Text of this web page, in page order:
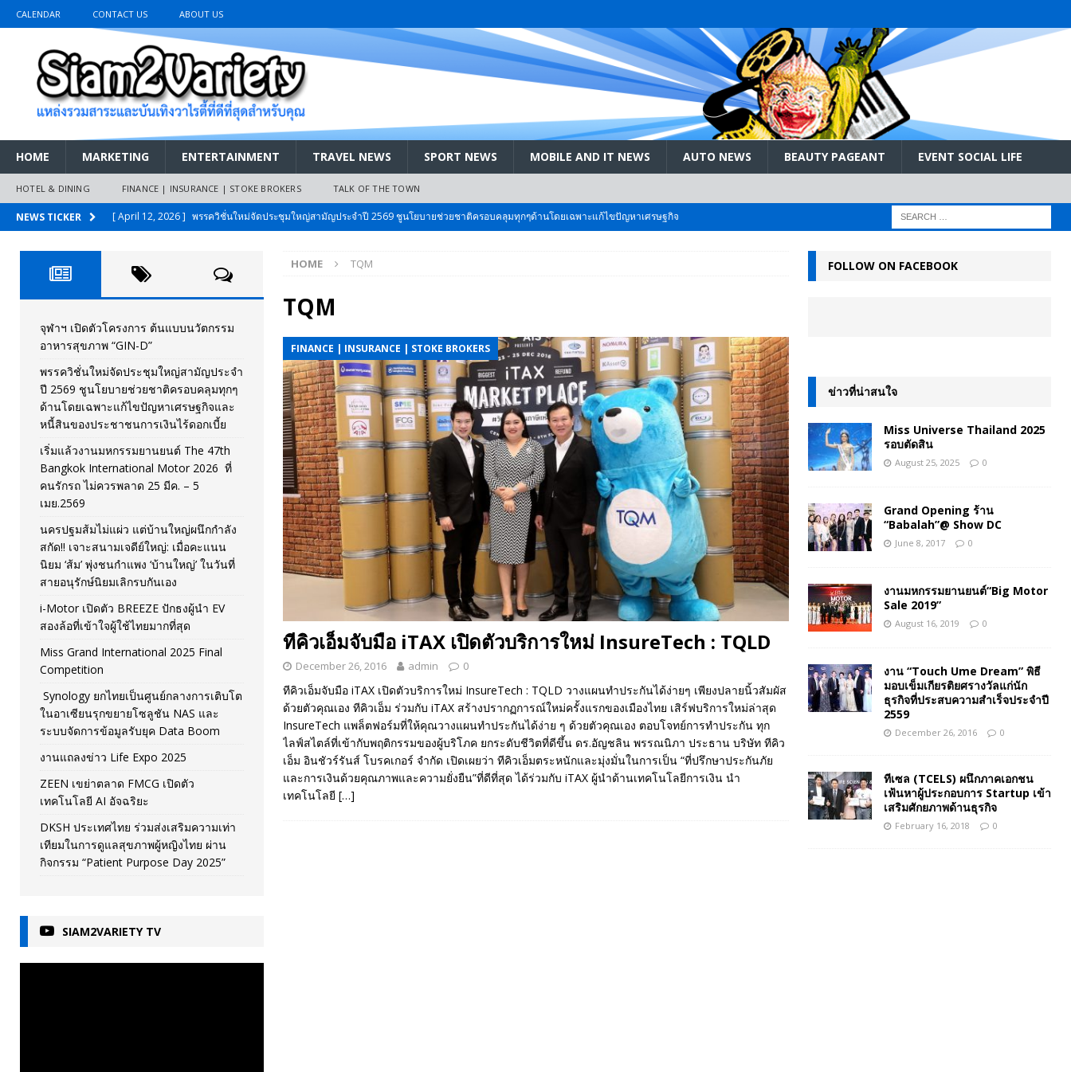
CALENDAR CONTACT US ABOUT US
HOME MARKETING ENTERTAINMENT TRAVEL NEWS SPORT NEWS MOBILE AND IT NEWS AUTO NEWS BEAUTY PAGEANT EVENT SOCIAL LIFE
HOTEL & DINING FINANCE | INSURANCE | STOKE BROKERS TALK OF THE TOWN
NEWS TICKER [ April 12, 2026 ] พรรควิชั่นใหม่จัดประชุมใหญ่สามัญประจำปี 2569 ชูนโยบายช่วยชาติครอบคลุมทุกๆด้านโดยเฉพาะแก้ไขปัญหาเศรษฐกิจ
[ March 26, 2026 ]
เริ่มแล้วงานมหกรรมยานยนต์ The 47th Bangkok International Motor 2026 ที่คนรักรถ ไม่ควรพลาด 25 มีค. – 5
เมย.2569
AUTO NEWS
[ February 10, 2026 ] นครปฐมส้มไม่แผ่ว แต่บ้านใหญ่ผนึกกำลัง สกัด!! เจาะสนามเจดีย์ใหญ่: เมื่อคะแนนนิยม ‘ส้ม’ พุ่งชนกำแพง ‘บ้านใหญ่’ ใน
วันที่สายอนุรักษ์นิยมเลิกรบกันเอง
PR NEWS
[ November 26, 2025 ] i-Motor เปิดตัว BREEZE ปักธงผู้นำ EV สองล้อที่เข้าใจผู้ใช้ไทยมากที่สุด
AUTO NEWS
[ April 30, 2026 ] จุฬาฯ เปิดตัวโครงการ ต้นแบบนวัตกรรมอาหารสุขภาพ “GIN-D” EVENT SOCIAL LIFE
HOME TQM
TQM
FINANCE | INSURANCE | STOKE BROKERS
ทีคิวเอ็มจับมือ iTAX เปิดตัวบริการใหม่ InsureTech : TQLD
December 26, 2016 admin 0
ทีคิวเอ็มจับมือ iTAX เปิดตัวบริการใหม่ InsureTech : TQLD วางแผนทำประกันได้ง่ายๆ เพียงปลายนิ้วสัมผัส
ด้วยตัวคุณเอง ทีคิวเอ็ม ร่วมกับ iTAX สร้างปรากฏการณ์ใหม่ครั้งแรกของเมืองไทย เสิร์ฟบริการใหม่ล่าสุด
InsureTech แพล็ตฟอร์มที่ให้คุณวางแผนทำประกันได้ง่าย ๆ ด้วยตัวคุณเอง ตอบโจทย์การทำประกัน ทุก
ไลฟ์สไตล์ที่เข้ากับพฤติกรรมของผู้บริโภค ยกระดับชีวิตที่ดีขึ้น ดร.อัญชลิน พรรณนิภา ประธาน บริษัท ทีคิว
เอ็ม อินชัวร์รันส์ โบรคเกอร์ จำกัด เปิดเผยว่า ทีคิวเอ็มตระหนักและมุ่งมั่นในการเป็น “ที่ปรึกษาประกันภัย
และการเงินด้วยคุณภาพและความยั่งยืน”ที่ดีที่สุด ได้ร่วมกับ iTAX ผู้นำด้านเทคโนโลยีการเงิน นำ
เทคโนโลยี […]
จุฬาฯ เปิดตัวโครงการ ต้นแบบนวัตกรรม
อาหารสุขภาพ “GIN-D”
พรรควิชั่นใหม่จัดประชุมใหญ่สามัญประจำ
ปี 2569 ชูนโยบายช่วยชาติครอบคลุมทุกๆ
ด้านโดยเฉพาะแก้ไขปัญหาเศรษฐกิจและ
หนี้สินของประชาชนการเงินไร้ดอกเบี้ย
เริ่มแล้วงานมหกรรมยานยนต์ The 47th
Bangkok International Motor 2026 ที่
คนรักรถ ไม่ควรพลาด 25 มีค. – 5
เมย.2569
นครปฐมส้มไม่แผ่ว แต่บ้านใหญ่ผนึกกำลัง
สกัด!! เจาะสนามเจดีย์ใหญ่: เมื่อคะแนน
นิยม ‘ส้ม’ พุ่งชนกำแพง ‘บ้านใหญ่’ ในวันที่
สายอนุรักษ์นิยมเลิกรบกันเอง
i-Motor เปิดตัว BREEZE ปักธงผู้นำ EV
สองล้อที่เข้าใจผู้ใช้ไทยมากที่สุด
Miss Grand International 2025 Final
Competition
Synology ยกไทยเป็นศูนย์กลางการเติบโต
ในอาเซียนรุกขยายโซลูชัน NAS และ
ระบบจัดการข้อมูลรับยุค Data Boom
งานแถลงข่าว Life Expo 2025
ZEEN เขย่าตลาด FMCG เปิดตัว
เทคโนโลยี AI อัจฉริยะ
DKSH ประเทศไทย ร่วมส่งเสริมความเท่า
เทียมในการดูแลสุขภาพผู้หญิงไทย ผ่าน
กิจกรรม “Patient Purpose Day 2025”
SIAM2VARIETY TV
FOLLOW ON FACEBOOK
ข่าวที่น่าสนใจ
Miss Universe Thailand 2025
รอบตัดสิน
August 25, 2025 0
Grand Opening ร้าน
“Babalah”@ Show DC
June 8, 2017 0
งานมหกรรมยานยนต์“Big Motor
Sale 2019”
August 16, 2019 0
งาน “Touch Ume Dream” พิธี
มอบเข็มเกียรติยศรางวัลแก่นัก
ธุรกิจที่ประสบความสำเร็จประจำปี
2559
December 26, 2016 0
ทีเซล (TCELS) ผนึกภาคเอกชน
เฟ้นหาผู้ประกอบการ Startup เข้า
เสริมศักยภาพด้านธุรกิจ
February 16, 2018 0